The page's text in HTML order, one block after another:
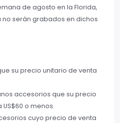
de agosto en la Florida,
serán grabados en dichos
su precio unitario de venta
accesorios que su precio
o menos.
cuyo precio de venta